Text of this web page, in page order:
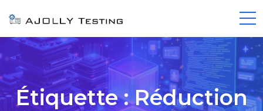
Étiquette :Réduction